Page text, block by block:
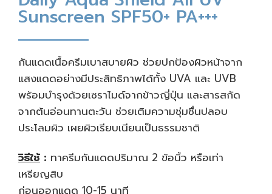
Sunscreen SPF50+ PA+++
กันแดดเนื้อครีมเบาสบายผิว ช่วยปกป้องผิวหน้าจาก
แสงแดดอย่างมีประสิทธิภาพได้ทั้ง UVA และ UVB
พร้อมบำรุงด้วยเซราไมด์จากข้าวญี่ปุ่น และสารสกัด
จากต้นอ่อนทานตะวัน ช่วยเติมความชุ่มชื่นปลอบ
ประโลมผิว เผยผิวเรียบเนียนเป็นธรรมชาติ
วิธีใช้ : ทาครีมกันแดดปริมาณ 2 ข้อนิ้ว หรือเท่า
เหรียญสิบ
ก่อนออกแดด 10-15 นาที